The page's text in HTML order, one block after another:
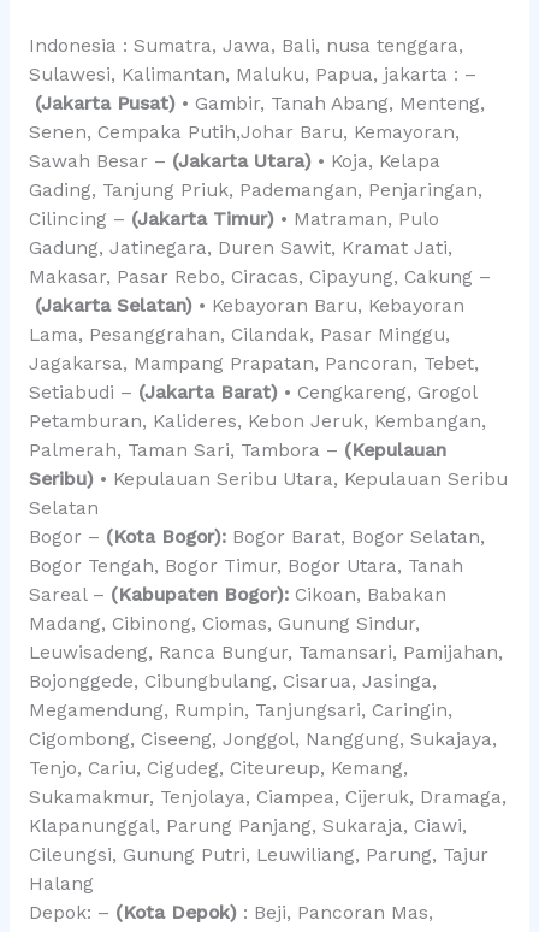
Indonesia : Sumatra, Jawa, Bali, nusa tenggara,
Sulawesi, Kalimantan, Maluku, Papua, jakarta : –
(Jakarta Pusat)• Gambir, Tanah Abang, Menteng,
Senen, Cempaka Putih,Johar Baru, Kemayoran,
Sawah Besar – (Jakarta Utara)• Koja, Kelapa
Gading, Tanjung Priuk, Pademangan, Penjaringan,
Cilincing – (Jakarta Timur)• Matraman, Pulo
Gadung, Jatinegara, Duren Sawit, Kramat Jati,
Makasar, Pasar Rebo, Ciracas, Cipayung, Cakung –
(Jakarta Selatan)• Kebayoran Baru, Kebayoran
Lama, Pesanggrahan, Cilandak, Pasar Minggu,
Jagakarsa, Mampang Prapatan, Pancoran, Tebet,
Setiabudi – (Jakarta Barat)• Cengkareng, Grogol
Petamburan, Kalideres, Kebon Jeruk, Kembangan,
Palmerah, Taman Sari, Tambora – (Kepulauan
Seribu)• Kepulauan Seribu Utara, Kepulauan Seribu
Selatan
Bogor – (Kota Bogor):Bogor Barat, Bogor Selatan,
Bogor Tengah, Bogor Timur, Bogor Utara, Tanah
Sareal – (Kabupaten Bogor): Cikoan, Babakan
Madang, Cibinong, Ciomas, Gunung Sindur,
Leuwisadeng, Ranca Bungur, Tamansari, Pamijahan,
Bojonggede, Cibungbulang, Cisarua, Jasinga,
Megamendung, Rumpin, Tanjungsari, Caringin,
Cigombong, Ciseeng, Jonggol, Nanggung, Sukajaya,
Tenjo, Cariu, Cigudeg, Citeureup, Kemang,
Sukamakmur, Tenjolaya, Ciampea, Cijeruk, Dramaga,
Klapanunggal, Parung Panjang, Sukaraja, Ciawi,
Cileungsi, Gunung Putri, Leuwiliang, Parung, Tajur
Halang
Depok: – (Kota Depok): Beji, Pancoran Mas,